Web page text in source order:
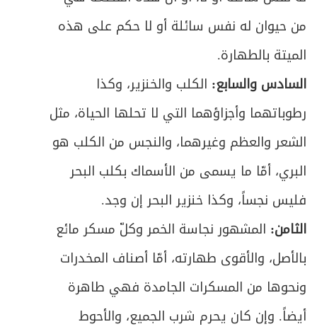
من حيوان له نفس سائلة أو لا حكم على هذه
الميتة بالطهارة.
السادس والسابع: الكلب والخنزير، وكذا
رطوباتهما وأجزاؤهما التي لا تحلها الحياة، مثل
الشعر والعظم وغيرهما، والنجس من الكلب هو
البري، أمّا ما يسمى من الأسماك بكلب البحر
فليس نجساً، وكذا خنزير البحر إن وجد.
الثامن: المشهور نجاسة الخمر وكلّ مسكر مائع
بالأصل، والأقوى طهارته، أمّا أصناف المخدرات
ونحوها من المسكرات الجامدة فهي طاهرة
أيضاً. وإن كان يحرم شرب الجميع، والأحوط
الثالث ـ فائدة اتخاذ رأس السنة وكيفيته
559 الرابع- خمس مال التجارة
ص
571 الخامس - كيفية تقدير الخمس
ص
577 الفصل الثاني: في أحكام دفع الخمس
579 المبحث الأول ـ في أوصاف المستحق
ص
582 المبحث الثاني ـ في أحكام الدفع للمستحق
586 المبحث الثالث ـ في أحكام تلف الخمس
ص
591
الباب السادس - في الأمر بالمعروف والنهي عن
المنكر